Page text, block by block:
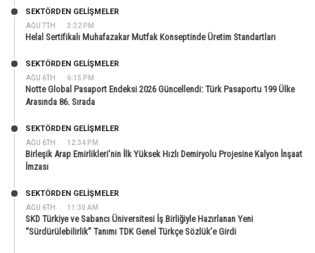
AĞU 7TH 3:32 PM
SEKTÖRDEN GELIŞMELER
Helal Sertifikalı Muhafazakar Mutfak Konseptinde Üretim Standartları
AĞU 6TH 6:15 PM
SEKTÖRDEN GELIŞMELER
Notte Global Pasaport Endeksi 2026 Güncellendi: Türk Pasaportu 199 Ülke
Arasında 86. Sırada
AĞU 6TH 12:34 PM
SEKTÖRDEN GELIŞMELER
Birleşik Arap Emirlikleri’nin İlk Yüksek Hızlı Demiryolu Projesine Kalyon İnşaat
İmzası
AĞU 6TH 11:30 AM
SEKTÖRDEN GELIŞMELER
SKD Türkiye ve Sabancı Üniversitesi İş Birliğiyle Hazırlanan Yeni
“Sürdürülebilirlik” Tanımı TDK Genel Türkçe Sözlük’e Girdi